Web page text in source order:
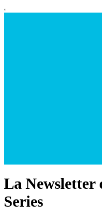
La Newsletter
Series